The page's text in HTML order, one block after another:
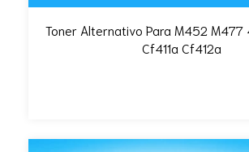
Toner Alternativo Para M452 M477
Cf411a Cf412a